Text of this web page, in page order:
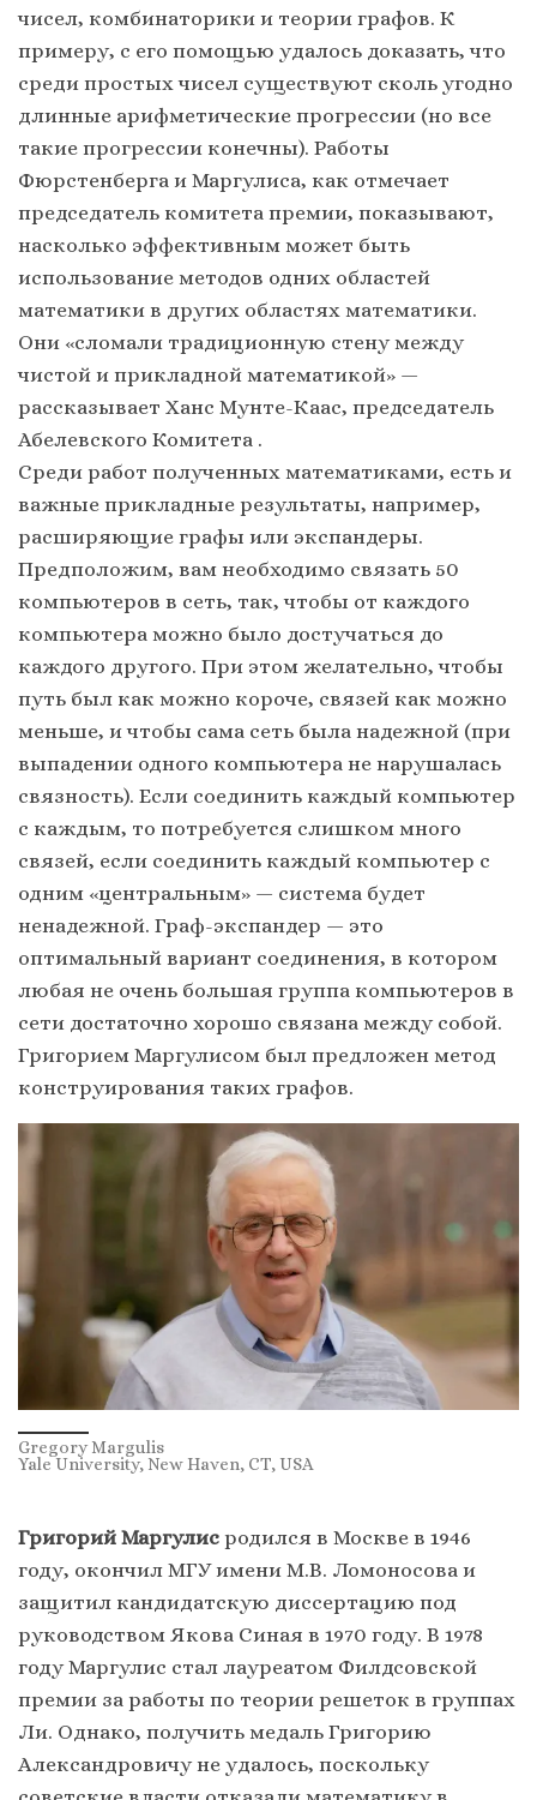
чисел, комбинаторики и теории графов. К
примеру, с его помощью удалось доказать, что
среди простых чисел существуют сколь угодно
длинные арифметические прогрессии (но все
такие прогрессии конечны). Работы
Фюрстенберга и Маргулиса, как отмечает
председатель комитета премии, показывают,
насколько эффективным может быть
использование методов одних областей
математики в других областях математики.
Они «сломали традиционную стену между
чистой и прикладной математикой» —
рассказывает Ханс Мунте-Каас, председатель
Абелевского Комитета .
Среди работ полученных математиками, есть и
важные прикладные результаты, например,
расширяющие графы или экспандеры.
Предположим, вам необходимо связать 50
компьютеров в сеть, так, чтобы от каждого
компьютера можно было достучаться до
каждого другого. При этом желательно, чтобы
путь был как можно короче, связей как можно
меньше, и чтобы сама сеть была надежной (при
выпадении одного компьютера не нарушалась
связность). Если соединить каждый компьютер
с каждым, то потребуется слишком много
связей, если соединить каждый компьютер с
одним «центральным» — система будет
ненадежной. Граф-экспандер — это
оптимальный вариант соединения, в котором
любая не очень большая группа компьютеров в
сети достаточно хорошо связана между собой.
Григорием Маргулисом был предложен метод
конструирования таких графов.
Gregory Margulis
Yale University, New Haven, CT, USA
Григорий Маргулис родился в Москве в 1946
году, окончил МГУ имени М.В. Ломоносова и
защитил кандидатскую диссертацию под
руководством Якова Синая в 1970 году. В 1978
году Маргулис стал лауреатом Филдсовской
премии за работы по теории решеток в группах
Ли. Однако, получить медаль Григорию
Александровичу не удалось, поскольку